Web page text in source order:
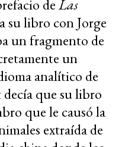
deLas
su libro con Jorge
un fragmento de
un
analítico de
que su libro
que le causó la
extraída de